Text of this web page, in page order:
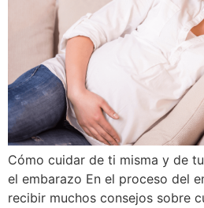
Cómo cuidar de ti misma y de
el embarazo En el proceso del
recibir muchos consejos sobre